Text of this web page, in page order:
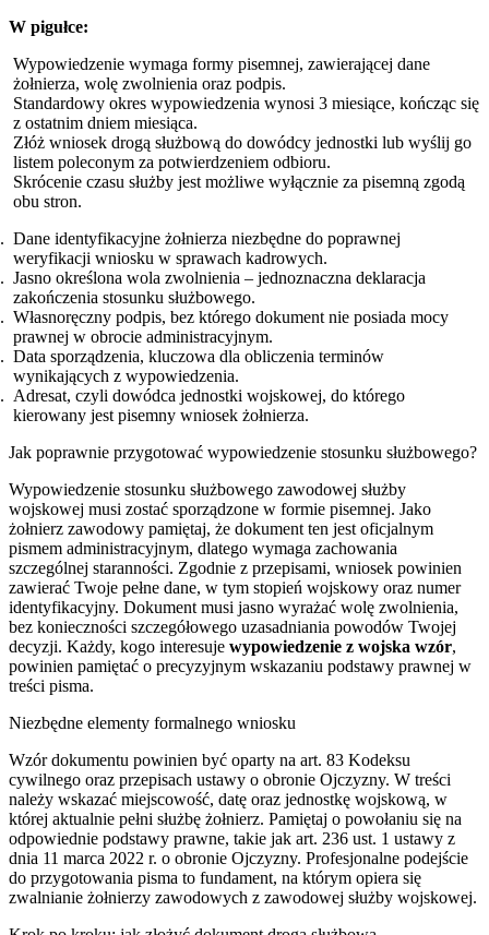
W pigułce:
Wypowiedzenie wymaga formy pisemnej, zawierającej dane
żołnierza, wolę zwolnienia oraz podpis.
Standardowy okres wypowiedzenia wynosi 3 miesiące, kończąc się
z ostatnim dniem miesiąca.
Złóż wniosek drogą służbową do dowódcy jednostki lub wyślij go
listem poleconym za potwierdzeniem odbioru.
Skrócenie czasu służby jest możliwe wyłącznie za pisemną zgodą
obu stron.
Dane identyfikacyjne żołnierza niezbędne do poprawnej
weryfikacji wniosku w sprawach kadrowych.
Jasno określona wola zwolnienia – jednoznaczna deklaracja
zakończenia stosunku służbowego.
Własnoręczny podpis, bez którego dokument nie posiada mocy
prawnej w obrocie administracyjnym.
Data sporządzenia, kluczowa dla obliczenia terminów
wynikających z wypowiedzenia.
Adresat, czyli dowódca jednostki wojskowej, do którego
kierowany jest pisemny wniosek żołnierza.
Jak poprawnie przygotować wypowiedzenie stosunku służbowego?
Wypowiedzenie stosunku służbowego zawodowej służby
wojskowej musi zostać sporządzone w formie pisemnej. Jako
żołnierz zawodowy pamiętaj, że dokument ten jest oficjalnym
pismem administracyjnym, dlatego wymaga zachowania
szczególnej staranności. Zgodnie z przepisami, wniosek powinien
zawierać Twoje pełne dane, w tym stopień wojskowy oraz numer
identyfikacyjny. Dokument musi jasno wyrażać wolę zwolnienia,
bez konieczności szczegółowego uzasadniania powodów Twojej
decyzji. Każdy, kogo interesuje wypowiedzenie z wojska wzór,
powinien pamiętać o precyzyjnym wskazaniu podstawy prawnej w
treści pisma.
Niezbędne elementy formalnego wniosku
Wzór dokumentu powinien być oparty na art. 83 Kodeksu
cywilnego oraz przepisach ustawy o obronie Ojczyzny. W treści
należy wskazać miejscowość, datę oraz jednostkę wojskową, w
której aktualnie pełni służbę żołnierz. Pamiętaj o powołaniu się na
odpowiednie podstawy prawne, takie jak art. 236 ust. 1 ustawy z
dnia 11 marca 2022 r. o obronie Ojczyzny. Profesjonalne podejście
do przygotowania pisma to fundament, na którym opiera się
zwalnianie żołnierzy zawodowych z zawodowej służby wojskowej.